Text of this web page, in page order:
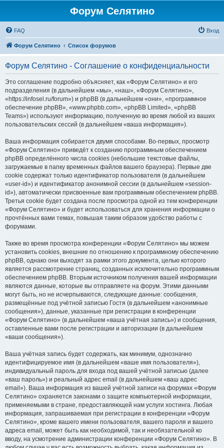
Форум Селятино
FAQ Вход
Форум Селятино Список форумов
Форум Селятино - Соглашение о конфиденциальности
Это соглашение подробно объясняет, как «Форум Селятино» и его
подразделения (в дальнейшем «мы», «наш», «Форум Селятино»,
«https://infosel.ru/forum») и phpBB (в дальнейшем «они», «программное
обеспечение phpBB», «www.phpbb.com», «phpBB Limited», «phpBB
Teams») используют информацию, полученную во время любой из ваших
пользовательских сессий (в дальнейшем «ваша информация»).
Ваша информация собирается двумя способами. Во-первых, просмотр
«Форум Селятино» приведёт к созданию программным обеспечением
phpBB определённого числа cookies (небольшие текстовые файлы,
загружаемые в папку временных файлов вашего браузера). Первые две
cookie содержат только идентификатор пользователя (в дальнейшем
«user-id») и идентификатор анонимной сессии (в дальнейшем «session-
id»), автоматически присвоенные вам программным обеспечением phpBB.
Третья cookie будет создана после просмотра одной из тем конференции
«Форум Селятино» и будет использоваться для хранения информации о
прочтённых вами темах, повышая таким образом удобство работы с
форумами.
Также во время просмотра конференции «Форум Селятино» мы можем
установить cookies, внешние по отношению к программному обеспечению
phpBB, однако они выходят за рамки этого документа, целью которого
является рассмотрение страниц, созданных исключительно программным
обеспечением phpBB. Вторым источником получения вашей информации
являются данные, которые вы отправляете на форум. Этими данными
могут быть, но не исчерпываются, следующие данные: сообщения,
размещённые под учётной записью Гостя (в дальнейшем «анонимные
сообщения»), данные, указанные при регистрации в конференции
«Форум Селятино» (в дальнейшем «ваша учётная запись») и сообщения,
оставленные вами после регистрации и авторизации (в дальнейшем
«ваши сообщения»).
Ваша учётная запись будет содержать, как минимум, однозначно
идентифицируемое имя (в дальнейшем «ваше имя пользователя»),
индивидуальный пароль для входа под вашей учётной записью (далее
«ваш пароль») и реальный адрес email (в дальнейшем «ваш адрес
email»). Ваша информация из вашей учётной записи на форумах «Форум
Селятино» охраняется законами о защите компьютерной информации,
применяемыми в стране, предоставляющей нам услуги хостинга. Любая
информация, запрашиваемая при регистрации в конференции «Форум
Селятино», кроме вашего имени пользователя, вашего пароля и вашего
адреса email, может быть как необходимой, так и необязательной ко
вводу, на усмотрение администрации конференции «Форум Селятино». В